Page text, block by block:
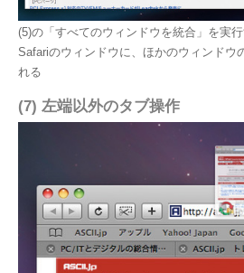
(5)の「すべてのウィンドウを統合」を実
Safariのウィンドウに、ほかのウィンドウ
れる
(7) 左端以外のタブ操作